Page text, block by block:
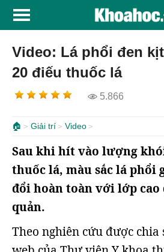
Video: Lá phổi đen
20 điếu thuốc lá
5.866
🏠 Giải trí Video
Sau khi hít vào lượng
thuốc lá, màu sắc lá phổi
đổi hoàn toàn với lớp cao
quản.
Theo nghiên cứu được chia